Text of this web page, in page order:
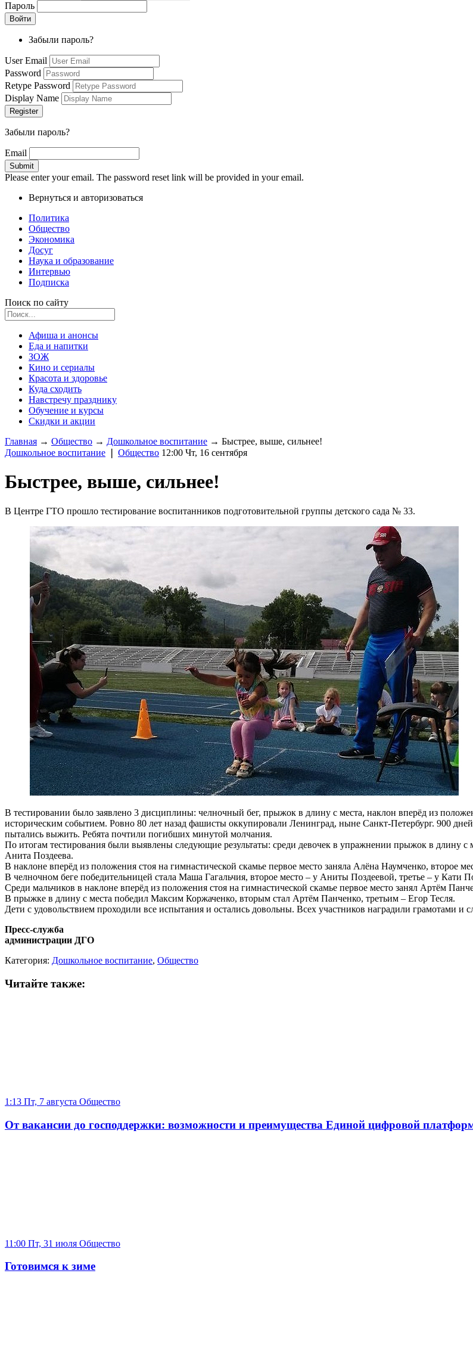
Пароль
Забыли пароль?
User Email
Password
Retype Password
Display Name
Забыли пароль?
Email
Please enter your email. The password reset link will be provided in your email.
Вернуться и авторизоваться
Политика
Общество
Экономика
Досуг
Наука и образование
Интервью
Подписка
Поиск по сайту
Афиша и анонсы
Еда и напитки
ЗОЖ
Кино и сериалы
Красота и здоровье
Куда сходить
Навстречу празднику
Обучение и курсы
Скидки и акции
Главная → Общество → Дошкольное воспитание → Быстрее, выше, сильнее!
Дошкольное воспитание
Общество 12:00 Чт, 16 сентября
Быстрее, выше, сильнее!
В Центре ГТО прошло тестирование воспитанников подготовительной группы детского сада № 33.
В тестировании было заявлено 3 дисциплины: челночный бег, прыжок в длину с места, наклон вперёд из
историческим событием. Ровно 80 лет назад фашисты оккупировали Ленинград, ныне Санкт-Петербург. 900
пытались выжить. Ребята почтили погибших минутой молчания.
По итогам тестирования были выявлены следующие результаты: среди девочек в упражнении прыжок в длину с
Анита Поздеева.
В наклоне вперёд из положения стоя на гимнастической скамье первое место заняла Алёна Наумченко, второе
В челночном беге победительницей стала Маша Гагальчия, второе место – у Аниты Поздеевой, третье – у Кати
Среди мальчиков в наклоне вперёд из положения стоя на гимнастической скамье первое место занял Артём
В прыжке в длину с места победил Максим Коржаченко, вторым стал Артём Панченко, третьим – Егор Тесля.
Дети с удовольствием проходили все испытания и остались довольны. Всех участников наградили грамотами и
Пресс-служба
администрации ДГО
Категория: Дошкольное воспитание, Общество
Читайте также:
1:13 Пт, 7 августа Общество
От вакансии до господдержки: возможности и преимущества Единой цифровой
11:00 Пт, 31 июля Общество
Готовимся к зиме